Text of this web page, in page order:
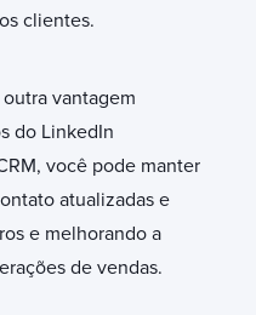
clientes.
vantagem
do LinkedIn
você pode manter
atualizadas e
e melhorando a
de vendas.